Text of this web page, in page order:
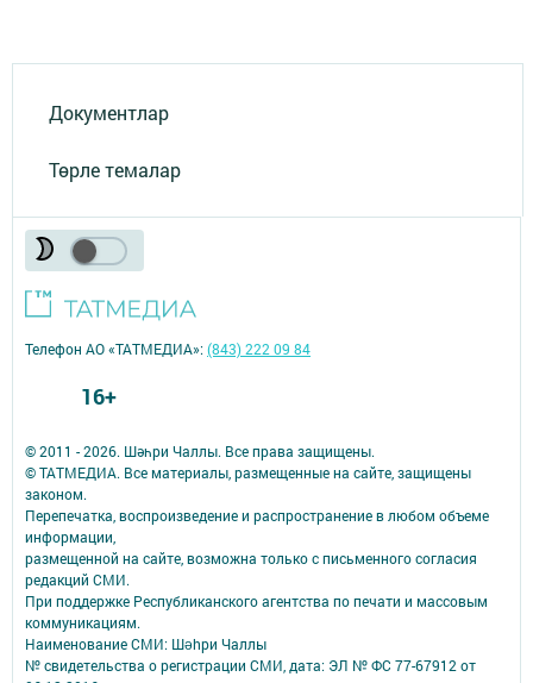
Документлар
Төрле темалар
© 2011 - 2026. Шәһри Чаллы. Все права защищены.
© ТАТМЕДИА. Все материалы, размещенные на сайте, защищены
законом.
Перепечатка, воспроизведение и распространение в любом объеме
информации,
размещенной на сайте, возможна только с письменного согласия
редакций СМИ.
При поддержке Республиканского агентства по печати и массовым
коммуникациям.
Наименование СМИ: Шəhри Чаллы
№ свидетельства о регистрации СМИ, дата: ЭЛ № ФС 77-67912 от
Телефон АО «ТАТМЕДИА»:(843) 222 09 84
16+